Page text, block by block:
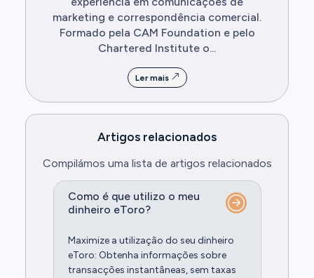
marketing e correspondência comercial.
Formado pela CAM Foundation e pelo
Chartered Institute o...
Ler mais
Artigos relacionados
Compilámos uma lista de artigos relacionados
Como é que utilizo o meu
dinheiro eToro?
Maximize a utilização do seu dinheiro
eToro: Obtenha informações sobre
transacções instantâneas, sem taxas